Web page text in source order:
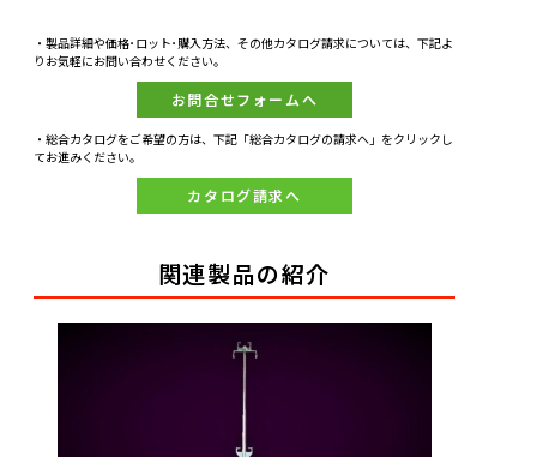
・製品詳細や価格･ロット･購入方法、その他カタログ請求については、下記よ
りお気軽にお問い合わせください。
お問合せフォームへ
・総合カタログをご希望の方は、下記「総合カタログの請求へ」をクリックし
てお進みください。
カタログ請求へ
関連製品の紹介